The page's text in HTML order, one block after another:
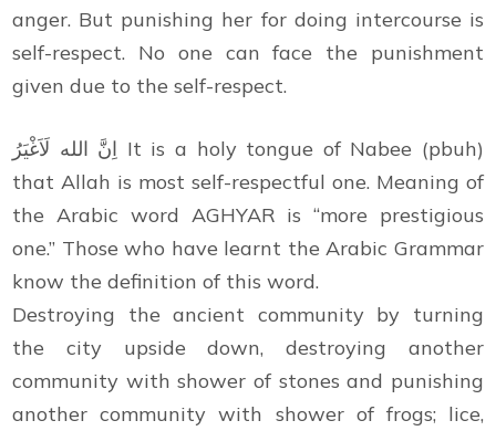
anger. But punishing her for doing intercourse is
self-respect. No one can face the punishment
given due to the self-respect.
اِنَّ الله لَاَغْيَرُ It is a holy tongue of Nabee (pbuh)
that Allah is most self-respectful one. Meaning of
the Arabic word AGHYAR is “more prestigious
one.” Those who have learnt the Arabic Grammar
know the definition of this word.
Destroying the ancient community by turning
the city upside down, destroying another
community with shower of stones and punishing
another community with shower of frogs; lice,